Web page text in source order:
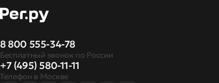
8 800 555-34-78
Бесплатный звонок по России
+7 (495) 580-11-11
Телефон в Москве